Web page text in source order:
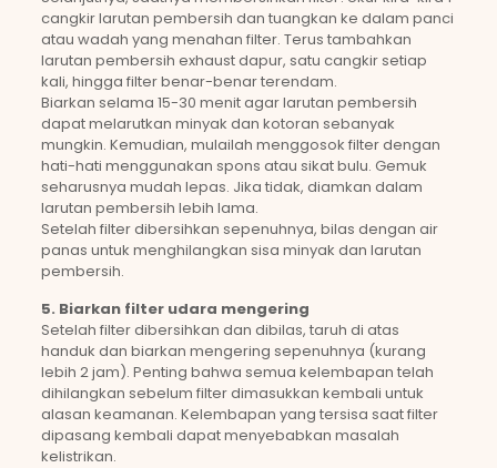
cangkir larutan pembersih dan tuangkan ke dalam panci
atau wadah yang menahan filter. Terus tambahkan
larutan pembersih exhaust dapur, satu cangkir setiap
kali, hingga filter benar-benar terendam.
Biarkan selama 15-30 menit agar larutan pembersih
dapat melarutkan minyak dan kotoran sebanyak
mungkin. Kemudian, mulailah menggosok filter dengan
hati-hati menggunakan spons atau sikat bulu. Gemuk
seharusnya mudah lepas. Jika tidak, diamkan dalam
larutan pembersih lebih lama.
Setelah filter dibersihkan sepenuhnya, bilas dengan air
panas untuk menghilangkan sisa minyak dan larutan
pembersih.
5. Biarkan filter udara mengering
Setelah filter dibersihkan dan dibilas, taruh di atas
handuk dan biarkan mengering sepenuhnya (kurang
lebih 2 jam). Penting bahwa semua kelembapan telah
dihilangkan sebelum filter dimasukkan kembali untuk
alasan keamanan. Kelembapan yang tersisa saat filter
dipasang kembali dapat menyebabkan masalah
kelistrikan.